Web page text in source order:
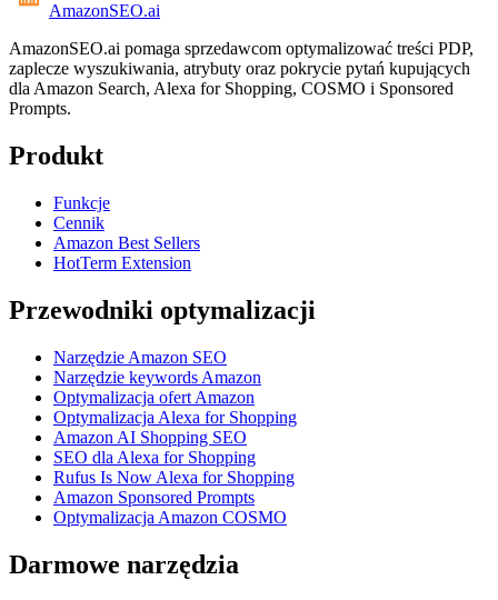
AmazonSEO.ai
AmazonSEO.ai pomaga sprzedawcom optymalizować treści PDP,
zaplecze wyszukiwania, atrybuty oraz pokrycie pytań kupujących
dla Amazon Search, Alexa for Shopping, COSMO i Sponsored
Prompts.
Produkt
Funkcje
Cennik
Amazon Best Sellers
HotTerm Extension
Przewodniki optymalizacji
Narzędzie Amazon SEO
Narzędzie keywords Amazon
Optymalizacja ofert Amazon
Optymalizacja Alexa for Shopping
Amazon AI Shopping SEO
SEO dla Alexa for Shopping
Rufus Is Now Alexa for Shopping
Amazon Sponsored Prompts
Optymalizacja Amazon COSMO
Darmowe narzędzia